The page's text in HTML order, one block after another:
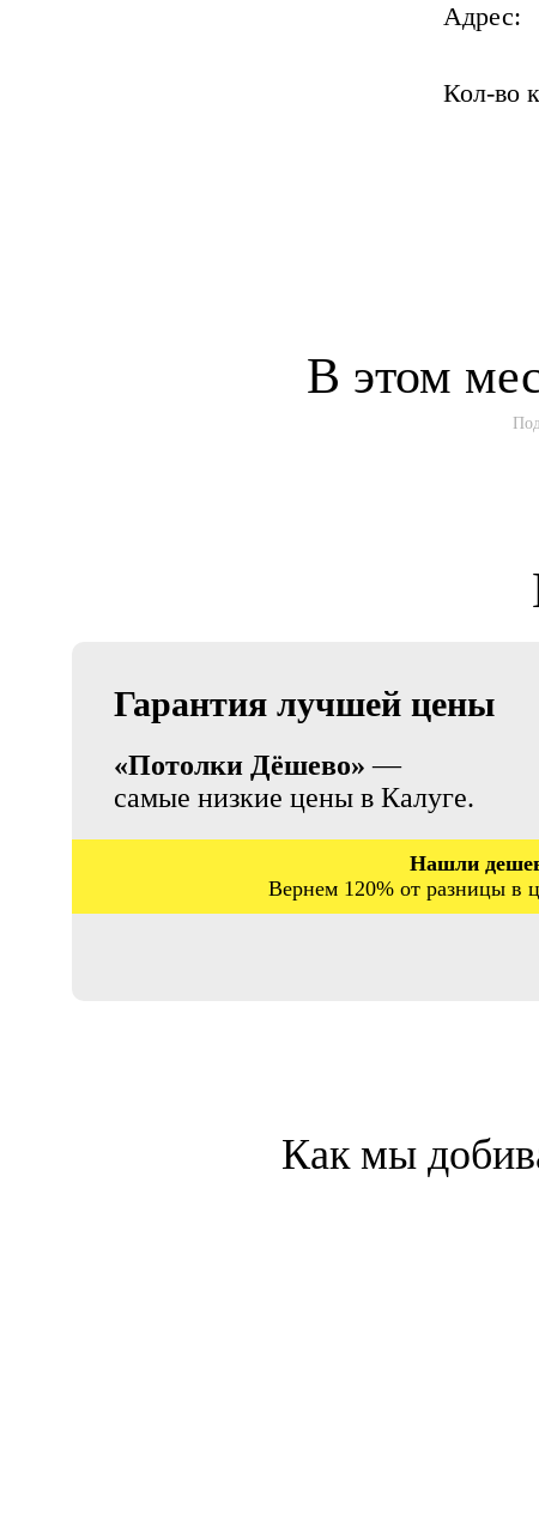
Адрес:
Кол-во
В этом
Гарантия лучшей цены
«Потолки Дёшево» —
самые низкие цены в Калуге.
Нашли
Вернем 120% от разницы в
Как мы